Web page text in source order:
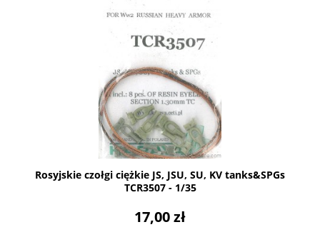
Rosyjskie czołgi ciężkie JS, JSU, SU, KV tanks&SPGs
TCR3507 - 1/35
17,00 zł